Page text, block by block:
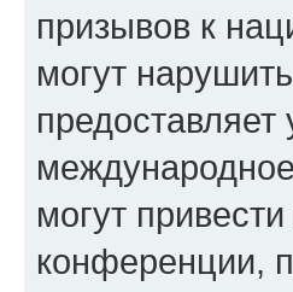
призывов к
могут
могут
конференции,